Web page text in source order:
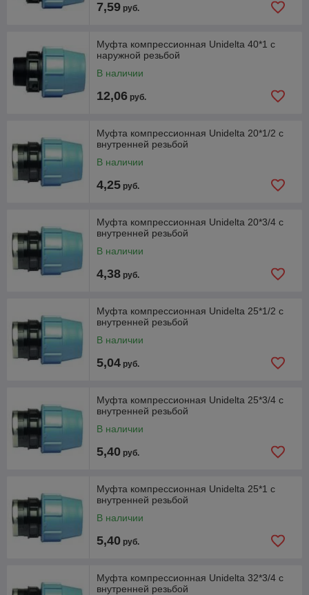
7,59 руб.
Муфта компрессионная Unidelta 40*1 с
наружной резьбой
В наличии
12,06 руб.
Муфта компрессионная Unidelta 20*1/2 с
внутренней резьбой
В наличии
4,25 руб.
Муфта компрессионная Unidelta 20*3/4 с
внутренней резьбой
В наличии
4,38 руб.
Муфта компрессионная Unidelta 25*1/2 с
внутренней резьбой
В наличии
5,04 руб.
Муфта компрессионная Unidelta 25*3/4 с
внутренней резьбой
В наличии
5,40 руб.
Муфта компрессионная Unidelta 25*1 с
внутренней резьбой
В наличии
5,40 руб.
Муфта компрессионная Unidelta 32*3/4 с
внутренней резьбой